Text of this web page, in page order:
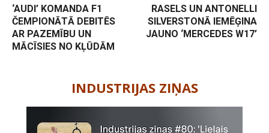
‘AUDI’ KOMANDA F1
ČEMPIONĀTĀ DEBITĒS
AR PAZEMĪBU UN
MĀCĪSIES NO KĻŪDĀM
RASELS UN ANTONELLI
SILVERSTONĀ IEMĒĢINA
JAUNO ‘MERCEDES W17’
INDUSTRIJAS ZIŅAS